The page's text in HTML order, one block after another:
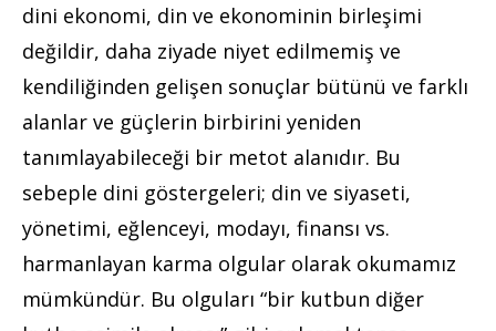
dini ekonomi, din ve ekonominin birleşimi
değildir, daha ziyade niyet edilmemiş ve
kendiliğinden gelişen sonuçlar bütünü ve farklı
alanlar ve güçlerin birbirini yeniden
tanımlayabileceği bir metot alanıdır. Bu
sebeple dini göstergeleri; din ve siyaseti,
yönetimi, eğlenceyi, modayı, finansı vs.
harmanlayan karma olgular olarak okumamız
mümkündür. Bu olguları “bir kutbun diğer